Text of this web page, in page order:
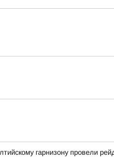
гарнизону провели